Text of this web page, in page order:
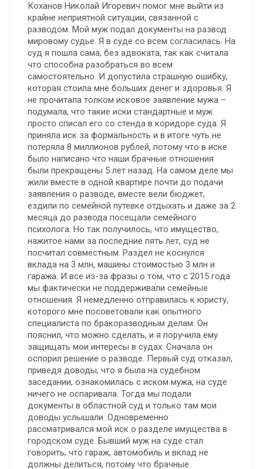
Коханов Николай Игоревич помог мне выйти из
крайне неприятной ситуации, связанной с
разводом. Мой муж подал документы на развод
мировому судье. Я в суде со всем согласилась. На
суд я пошла сама, без адвоката, так как считала
что способна разобраться во всем
самостоятельно. И допустила страшную ошибку,
которая стоила мне больших денег и здоровья. Я
не прочитала толком исковое заявление мужа –
подумала, что такие иски стандартные и муж
просто списал его со стенда в коридоре суда. Я
приняла иск за формальность и в итоге чуть не
потеряла 8 миллионов рублей, потому что в иске
было написано что наши брачные отношения
были прекращены 5 лет назад. На самом деле мы
жили вместе в одной квартире почти до подачи
заявления о разводе, вместе вели бюджет,
ездили по семейной путевке отдыхать и даже за 2
месяца до развода посещали семейного
психолога. Но так получилось, что имущество,
нажитое нами за последние пять лет, суд не
посчитал совместным. Раздел не коснулся
вклада на 3 млн, машины стоимостью 3 млн и
гаража. И все из-за фразы о том, что с 2015 года
мы фактически не поддерживали семейные
отношения. Я немедленно отправилась к юристу,
которого мне посоветовали как опытного
специалиста по бракоразводным делам. Он
пояснил, что можно сделать, и я поручила ему
защищать мои интересы в судах. Сначала он
оспорил решение о разводе. Первый суд отказал,
приведя доводы, что я была на судебном
заседании, ознакомилась с иском мужа, на суде
ничего не оспаривала. Тогда мы подали
документы в областной суд и только там мои
доводы услышали. Одновременно
рассматривался мой иск о разделе имущества в
городском суде. Бывший муж на суде стал
говорить, что гараж, автомобиль и вклад не
должны делиться, потому что брачные